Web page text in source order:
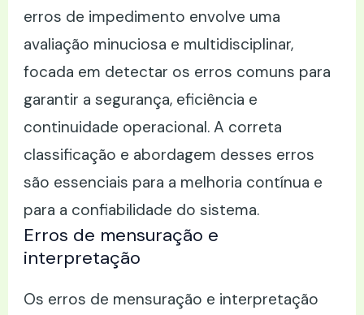
erros de impedimento envolve uma
avaliação minuciosa e multidisciplinar,
focada em detectar os erros comuns para
garantir a segurança, eficiência e
continuidade operacional. A correta
classificação e abordagem desses erros
são essenciais para a melhoria contínua e
para a confiabilidade do sistema.
Erros de mensuração e
interpretação
Os erros de mensuração e interpretação